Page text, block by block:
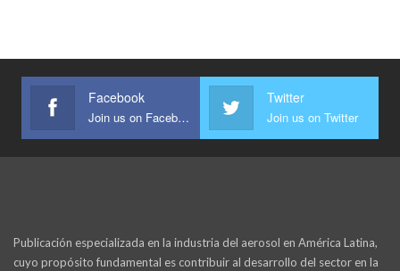
Facebook
Join us on Facebook
Twitter
Join us on Twitter
Publicación especializada en la industria del aerosol en América Latina,
cuyo propósito fundamental es contribuir al desarrollo del sector en la